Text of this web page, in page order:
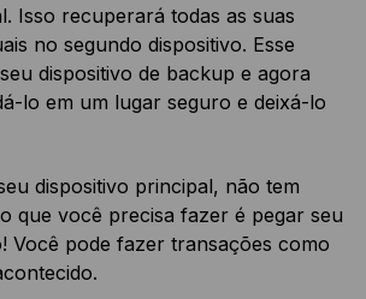
Isso recuperará todas as suas
no segundo dispositivo. Esse
dispositivo de backup e agora
lo em um lugar seguro e deixá-lo
dispositivo principal, não tem
que você precisa fazer é pegar seu
Você pode fazer transações como